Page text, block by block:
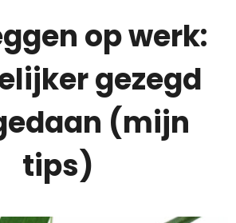
op werk:
gezegd
(mijn
tips)